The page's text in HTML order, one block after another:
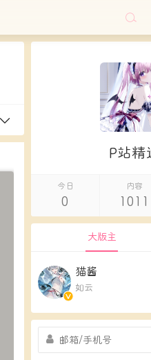
P站精
今日
0
内容
1011
大版主
猫酱
如云